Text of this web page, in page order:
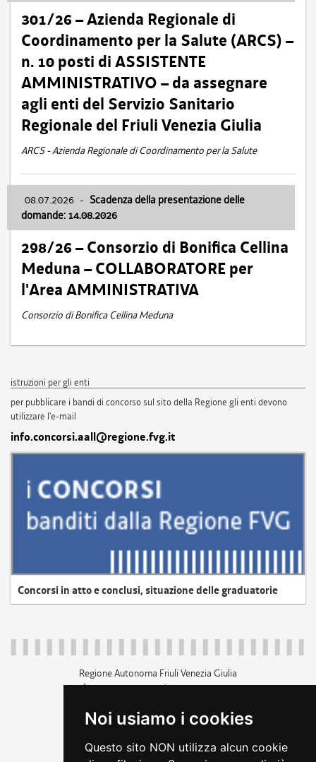
Noi usiamo i cookies
Questo sito NON utilizza alcun cookie
301/26 – Azienda Regionale di
Coordinamento per la Salute (ARCS) –
n. 10 posti di ASSISTENTE
AMMINISTRATIVO – da assegnare
agli enti del Servizio Sanitario
Regionale del Friuli Venezia Giulia
ARCS - Azienda Regionale di Coordinamento per la Salute
08.07.2026 - Scadenza della presentazione delle
domande: 14.08.2026
298/26 – Consorzio di Bonifica Cellina
Meduna – COLLABORATORE per
l'Area AMMINISTRATIVA
Consorzio di Bonifica Cellina Meduna
istruzioni per gli enti
per pubblicare i bandi di concorso sul sito della Regione gli enti devono
utilizzare l'e-mail
info.concorsi.aall@regione.fvg.it
Concorsi in atto e conclusi, situazione delle graduatorie
Regione Autonoma Friuli Venezia Giulia
c.f. 80014930327; p.iva 00526040324
+39 040 3771111